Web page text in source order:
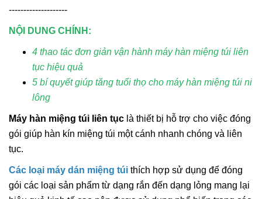
--------------------
NỘI DUNG CHÍNH:
4 thao tác đơn giản vận hành máy hàn miệng túi liên
tục hiệu quả
5 bí quyết giúp tăng tuổi thọ cho máy hàn miệng túi ni
lông
Máy hàn miệng túi liên tục là thiết bị hỗ trợ cho việc đóng
gói giúp hàn kín miệng túi một cánh nhanh chóng và liên
tục.
Các loại máy dán miệng túi thích hợp sử dụng để đóng
gói các loại sản phẩm từ dạng rắn đến dạng lỏng mang lại